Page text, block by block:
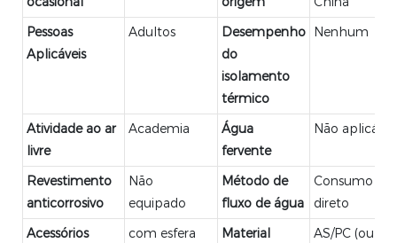
Pessoas
Aplicáveis
Adultos
Desempenho
do
isolamento
térmico
Nenhum
Atividade ao ar
livre
Academia
Água
fervente
Não aplicável
Revestimento
anticorrosivo
Não
equipado
Método de
fluxo de água
Consumo
direto
Acessórios
com esfera
Material
AS/PC (ou